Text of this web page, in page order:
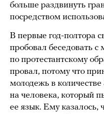
больше раздвинуть
посредством
В первые год-полтора
пробовал беседовать
по протестантскому
провал, потому что
молодежь в
на человека, который
ее язык. Ему казалось,